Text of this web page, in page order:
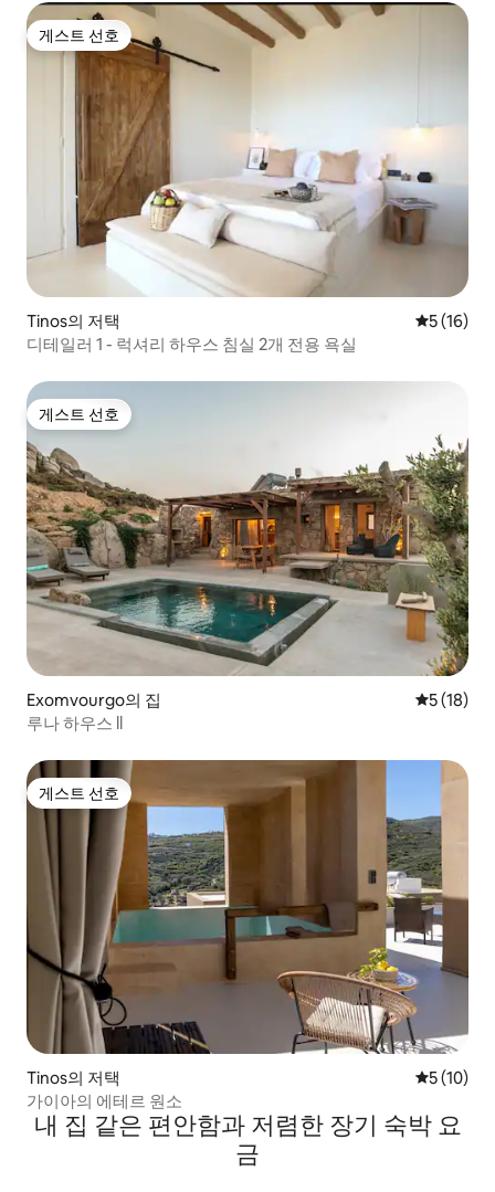
게스트 선호
게스트 선호
Tinos의 저택 평점 5점
5 (16)
디테일러 1 - 럭셔리 하우스 침실 2개 전용 욕실
게스트 선호
게스트 선호
Exomvourgo의 집 평점 5점
5 (18)
루나 하우스 ll
게스트 선호
게스트 선호
Tinos의 저택 평점 5점
5 (10)
가이아의 에테르 원소
내 집 같은 편안함과 저렴한 장기 숙박 요
금